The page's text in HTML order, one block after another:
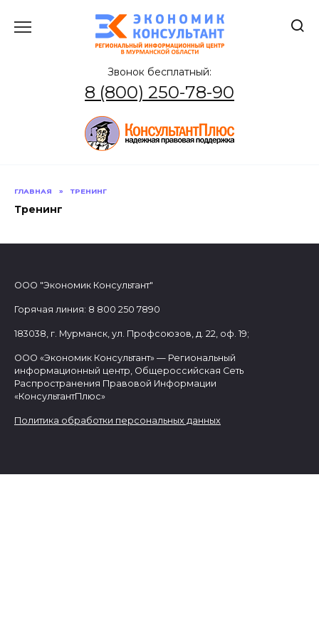
содержанию
Звонок бесплатный:
8 (800) 250-78-90
ГЛАВНАЯ » ТРЕНИНГ
Тренинг
ООО "Экономик Консультант"
Горячая линия: 8 800 250 7890
183038, г. Мурманск, ул. Профсоюзов, д. 22, оф. 19;
ООО «Экономик Консультант» — Региональный
информационный центр, Общероссийская Сеть
Распространения Правовой Информации
«КонсультантПлюс»
Политика обработки персональных данных